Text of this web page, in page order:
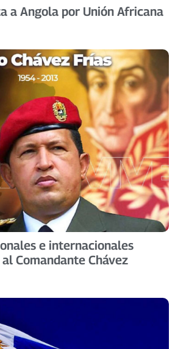
a Angola por Unión Africana
e internacionales
Comandante Chávez